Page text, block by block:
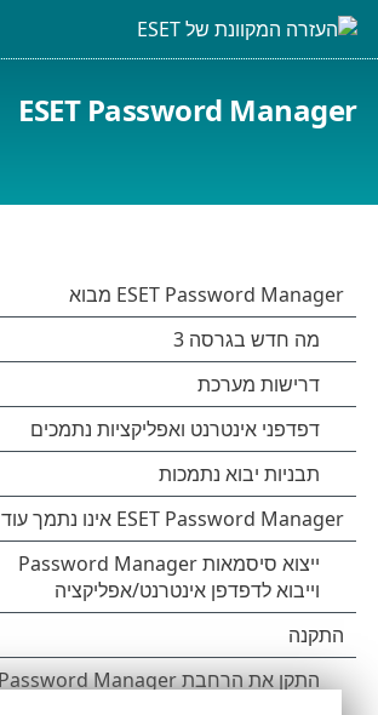
ESET Password Manager